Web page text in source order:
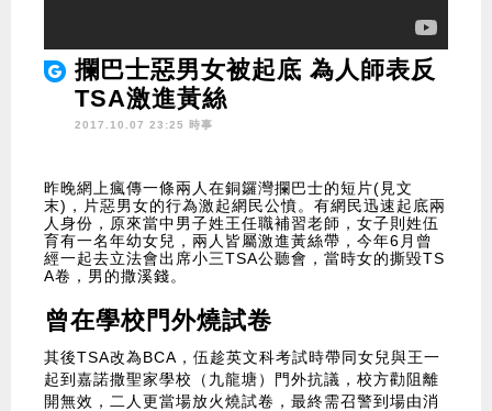
攔巴士惡男女被起底 為人師表反
TSA激進黃絲
2017.10.07 23:25 時事
昨晚網上瘋傳一條兩人在銅鑼灣攔巴士的短片(見文
末)，片惡男女的行為激起網民公憤。有網民迅速起底兩
人身份，原來當中男子姓王任職補習老師，女子則姓伍
育有一名年幼女兒，兩人皆屬激進黃絲帶，今年6月曾
經一起去立法會出席小三TSA公聽會，當時女的撕毀TS
A卷，男的撒溪錢。
曾在學校門外燒試卷
其後TSA改為BCA，伍趁英文科考試時帶同女兒與王一
起到嘉諾撒聖家學校（九龍塘）門外抗議，校方勸阻離
開無效，二人更當場放火燒試卷，最終需召警到場由消